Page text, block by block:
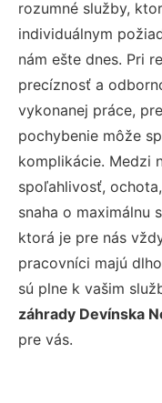
rozumné služby,
individuálnym
nám ešte dnes. Pri
precíznosť a
vykonanej práce,
pochybenie môže
komplikácie. Medzi
spoľahlivosť,
snaha o maximálnu
ktorá je pre nás
pracovníci majú
sú plne k vašim
záhrady Devínska
pre vás.